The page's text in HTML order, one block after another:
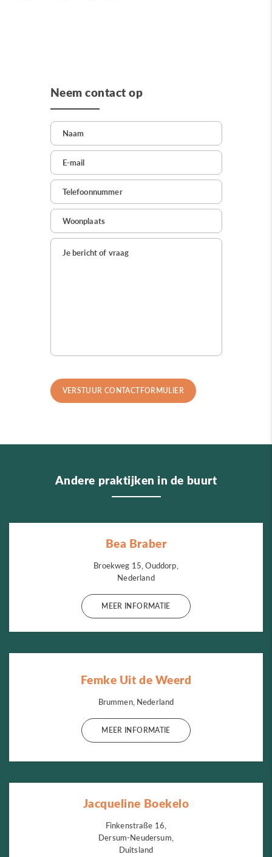
Neem contact op
Andere praktijken in de buurt
Bea Braber
Broekweg 15, Ouddorp,
Nederland
MEER INFORMATIE
Femke Uit de Weerd
Brummen, Nederland
MEER INFORMATIE
Jacqueline Boekelo
Finkenstraße 16,
Dersum-Neudersum,
Duitsland